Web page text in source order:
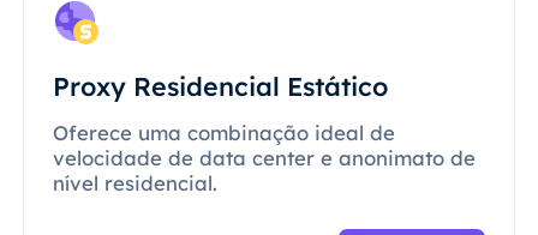
Proxy Residencial Estático
Oferece uma combinação ideal de
velocidade de data center e anonimato de
nível residencial.